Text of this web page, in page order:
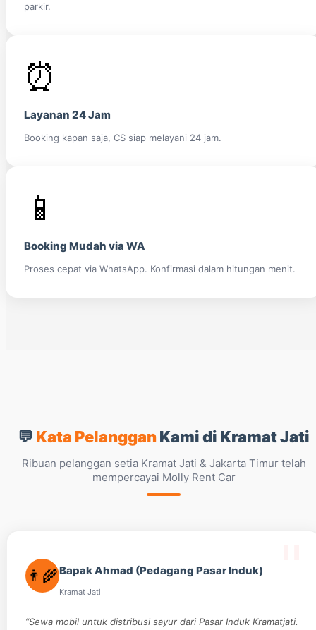
parkir.
⏰
Layanan 24 Jam
Booking kapan saja, CS siap melayani 24 jam.
📱
Booking Mudah via WA
Proses cepat via WhatsApp. Konfirmasi dalam hitungan menit.
💬 Kata PelangganKami di Kramat Jati
Ribuan pelanggan setia Kramat Jati & Jakarta Timur telah
mempercayai Molly Rent Car
👨‍🌾Bapak Ahmad (Pedagang Pasar Induk)
Kramat Jati
“Sewa mobil untuk distribusi sayur dari Pasar Induk Kramatjati.